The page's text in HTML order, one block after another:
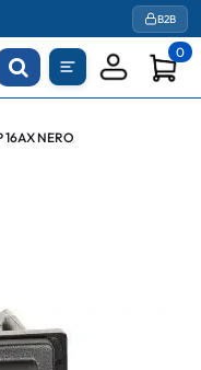
B2B
0
16AX NERO